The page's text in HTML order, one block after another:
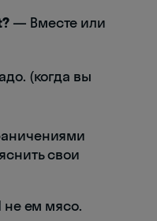
— Вместе или
(когда вы
свои
ем мясо.